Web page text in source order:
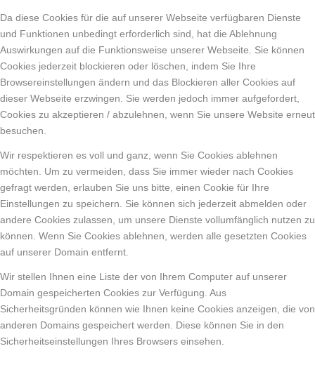
Da diese Cookies für die auf unserer Webseite verfügbaren Dienste
und Funktionen unbedingt erforderlich sind, hat die Ablehnung
Auswirkungen auf die Funktionsweise unserer Webseite. Sie können
Cookies jederzeit blockieren oder löschen, indem Sie Ihre
Browsereinstellungen ändern und das Blockieren aller Cookies auf
dieser Webseite erzwingen. Sie werden jedoch immer aufgefordert,
Cookies zu akzeptieren / abzulehnen, wenn Sie unsere Website erneut
besuchen.
Wir respektieren es voll und ganz, wenn Sie Cookies ablehnen
möchten. Um zu vermeiden, dass Sie immer wieder nach Cookies
gefragt werden, erlauben Sie uns bitte, einen Cookie für Ihre
Einstellungen zu speichern. Sie können sich jederzeit abmelden oder
andere Cookies zulassen, um unsere Dienste vollumfänglich nutzen zu
können. Wenn Sie Cookies ablehnen, werden alle gesetzten Cookies
auf unserer Domain entfernt.
Wir stellen Ihnen eine Liste der von Ihrem Computer auf unserer
Domain gespeicherten Cookies zur Verfügung. Aus
Sicherheitsgründen können wie Ihnen keine Cookies anzeigen, die von
anderen Domains gespeichert werden. Diese können Sie in den
Sicherheitseinstellungen Ihres Browsers einsehen.